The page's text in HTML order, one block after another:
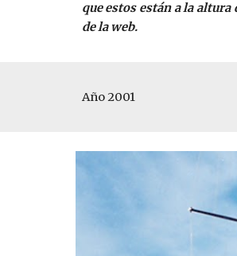
que estos están a la
de la web.
Año 2001